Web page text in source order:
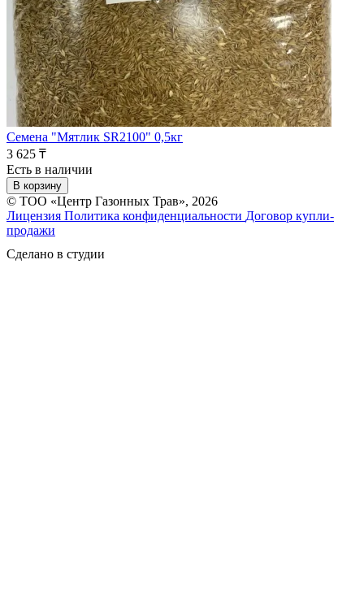
Семена "Мятлик SR2100" 0,5кг
3 625 ₸
Есть в наличии
В корзину
© ТОО «Центр Газонных Трав», 2026
Лицензия Политика конфиденциальности Договор купли-
продажи
Сделано в студии